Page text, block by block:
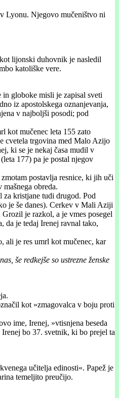
Lyonu. Njegovo mučeništvo ni
lijonski duhovnik je nasledil
katoliške vere.
globoke misli je zapisal sveti
iz apostolskega oznanjevanja,
v najboljši posodi; pod
kot mučenec leta 155 zato
cvetela trgovina med Malo Azijo
ki se je nekaj časa mudil v
177) pa je postal njegov
postavlja resnice, ki jih uči
obreda.
kristjane tudi drugod. Pod
je še danes). Cerkev v Mali Aziji
je razkol, a je vmes posegel
da je tedaj Irenej ravnal tako,
ali je res umrl kot mučenec, kar
še redkejše so ustrezne ženske
kot »zmagovalca v boju proti
ime, Irenej, »vtisnjena beseda
bo 37. svetnik, ki bo prejel ta
učitelja edinosti«. Papež je
temeljito preučijo.